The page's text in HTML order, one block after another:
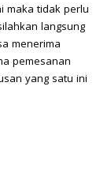
maka tidak perlu
langsung
menerima
pemesanan
yang satu ini